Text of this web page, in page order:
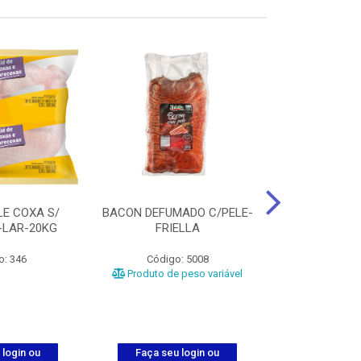
COXA S/
20KG
346
login ou
BACON DEFUMADO C/PELE-
FRIELLA
Código: 5008
Produto de peso variável
Faça seu login ou